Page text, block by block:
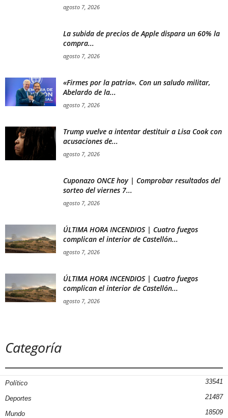
agosto 7, 2026
La subida de precios de Apple dispara un 60% la
compra...
agosto 7, 2026
«Firmes por la patria». Con un saludo militar,
Abelardo de la...
agosto 7, 2026
Trump vuelve a intentar destituir a Lisa Cook con
acusaciones de...
agosto 7, 2026
Cuponazo ONCE hoy | Comprobar resultados del
sorteo del viernes 7...
agosto 7, 2026
ÚLTIMA HORA INCENDIOS | Cuatro fuegos
complican el interior de Castellón...
agosto 7, 2026
ÚLTIMA HORA INCENDIOS | Cuatro fuegos
complican el interior de Castellón...
agosto 7, 2026
Categoría
Político 33541
Deportes 21487
Mundo 18509